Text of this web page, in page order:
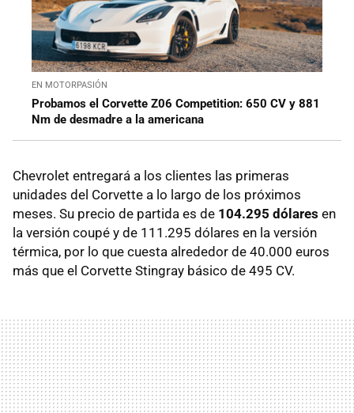
EN MOTORPASIÓN
Probamos el Corvette Z06 Competition: 650 CV y 881
Nm de desmadre a la americana
Chevrolet entregará a los clientes las primeras
unidades del Corvette a lo largo de los próximos
meses. Su precio de partida es de 104.295 dólares en
la versión coupé y de 111.295 dólares en la versión
térmica, por lo que cuesta alrededor de 40.000 euros
más que el Corvette Stingray básico de 495 CV.